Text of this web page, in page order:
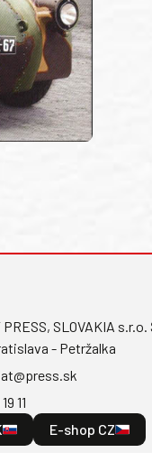
PRESS, SLOVAKIA
- Petržalka
11
E-shop CZ